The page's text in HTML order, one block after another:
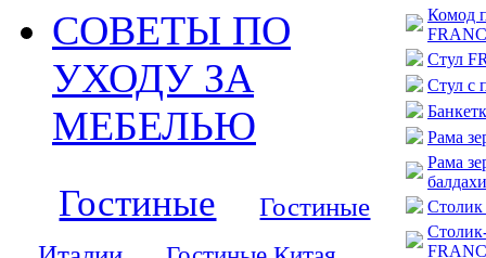
СОВЕТЫ ПО
УХОДУ ЗА
МЕБЕЛЬЮ
Гостиные
Гостиные
Комод
Стул
Стул с
Рама
Рама